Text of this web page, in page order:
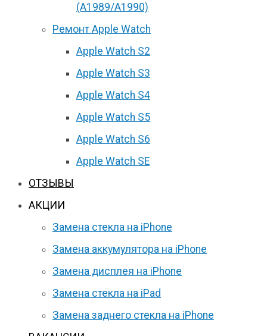
(А1989/A1990)
Ремонт Apple Watch
Apple Watch S2
Apple Watch S3
Apple Watch S4
Apple Watch S5
Apple Watch S6
Apple Watch SE
ОТЗЫВЫ
АКЦИИ
Замена стекла на iPhone
Замена аккумулятора на iPhone
Замена дисплея на iPhone
Замена стекла на iPad
Замена заднего стекла на iPhone